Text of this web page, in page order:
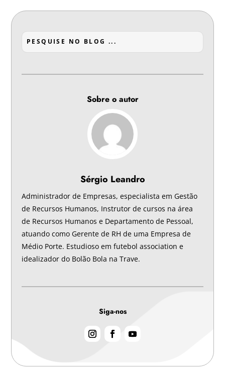
Sobre o autor
Sérgio Leandro
Administrador de Empresas, especialista em Gestão
de Recursos Humanos, Instrutor de cursos na área
de Recursos Humanos e Departamento de Pessoal,
atuando como Gerente de RH de uma Empresa de
Médio Porte. Estudioso em futebol association e
idealizador do Bolão Bola na Trave.
Siga-nos